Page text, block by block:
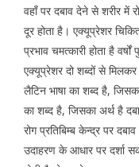
वहाँ पर दबाव देने से शरीर में
दूर होता है। एक्यूप्रेशर
प्रभाव चमत्कारी होता है
एक्यूप्रेशर दो शब्दों से
लैटिन भाषा का शब्द है,
का शब्द है, जिसका अर्थ है
रोग प्रतिबिम्ब केन्द्र पर
उदाहरण के आधार पर दर्शा